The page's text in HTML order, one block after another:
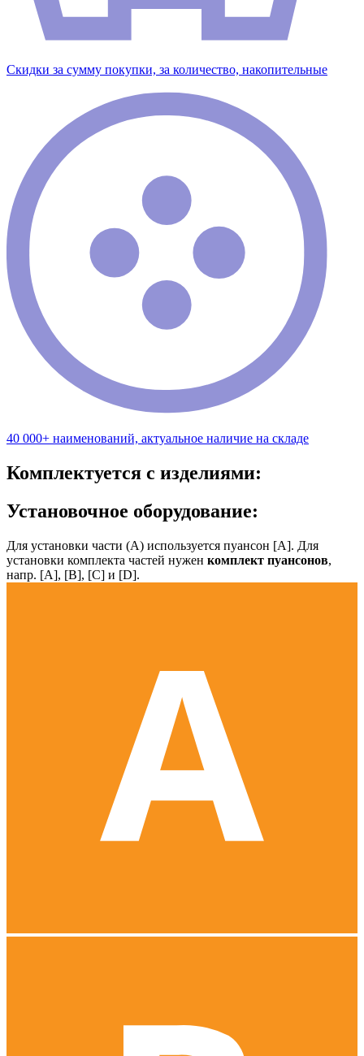
Скидки за сумму покупки, за количество, накопительные
40 000+ наименований, актуальное наличие на складе
Комплектуется с изделиями:
Установочное оборудование:
Для установки части (А) используется пуансон [А]. Для
установки комплекта частей нужен комплект пуансонов,
напр. [А], [B], [С] и [D].